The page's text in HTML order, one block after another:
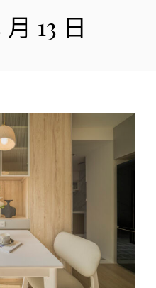
13 日